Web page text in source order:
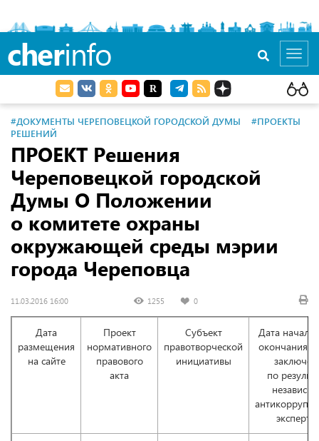
cherinfo
#ДОКУМЕНТЫ ЧЕРЕПОВЕЦКОЙ ГОРОДСКОЙ ДУМЫ
#ПРОЕКТЫ
РЕШЕНИЙ
ПРОЕКТ Решения
Череповецкой городской
Думы О Положении
о комитете охраны
окружающей среды мэрии
города Череповца
11.03.2016 16:00 1255 0
Дата
размещения
на сайте
Проект
нормативного
правового
акта
Субъект
правотворческой
инициативы
Дата начала
окончания
по